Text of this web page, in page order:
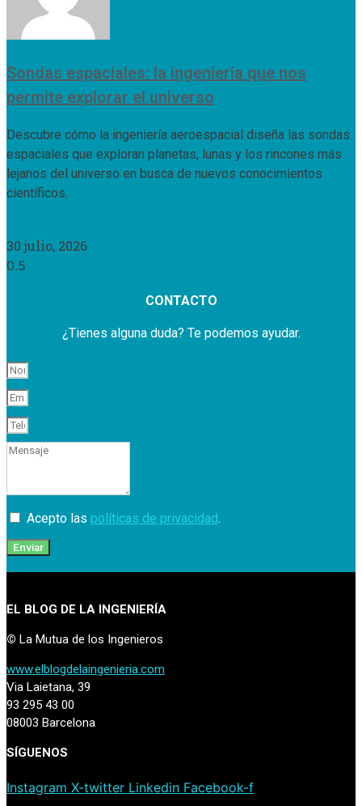
Sondas espaciales: la ingeniería que nos
permite explorar el universo
Descubre cómo la ingeniería aeroespacial diseña las sondas
espaciales que exploran planetas, lunas y los rincones más
lejanos del universo en busca de nuevos conocimientos
científicos.
30 julio, 2026
CONTACTO
¿Tienes alguna duda? Te podemos ayudar.
Acepto las políticas de privacidad.
Enviar
EL BLOG DE LA INGENIERÍA
© La Mutua de los Ingenieros
www.elblogdelaingenieria.com
Via Laietana, 39
93 295 43 00
08003 Barcelona
SÍGUENOS
Instagram X-twitter Linkedin Facebook-f